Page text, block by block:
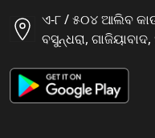
ଏ-୮ / ୫୦୪ ଆଲିବ
ବସୁନ୍ଧରା,